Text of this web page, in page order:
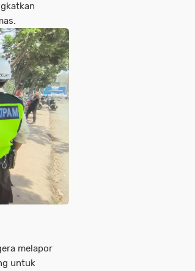
melapor
untuk